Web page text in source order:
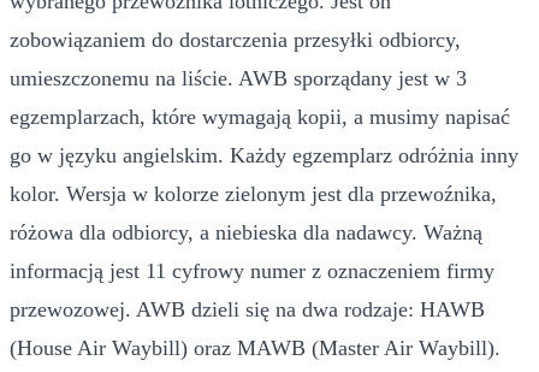
zobowiązaniem do dostarczenia przesyłki odbiorcy,
umieszczonemu na liście. AWB sporządany jest w 3
egzemplarzach, które wymagają kopii, a musimy napisać
go w języku angielskim. Każdy egzemplarz odróżnia inny
kolor. Wersja w kolorze zielonym jest dla przewoźnika,
różowa dla odbiorcy, a niebieska dla nadawcy. Ważną
informacją jest 11 cyfrowy numer z oznaczeniem firmy
przewozowej. AWB dzieli się na dwa rodzaje: HAWB
(House Air Waybill) oraz MAWB (Master Air Waybill).